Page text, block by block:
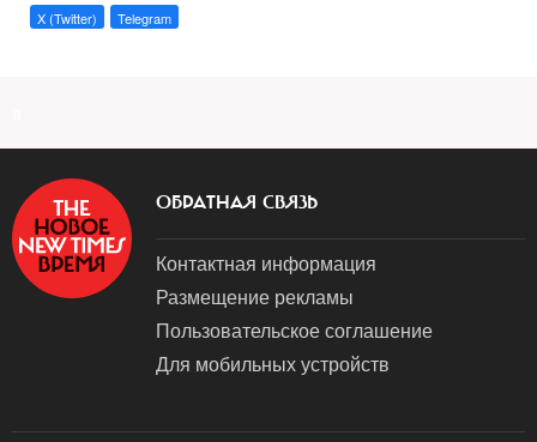
X (Twitter) Telegram
ОБРАТНАЯ СВЯЗЬ
Контактная информация
Размещение рекламы
Пользовательское соглашение
Для мобильных устройств